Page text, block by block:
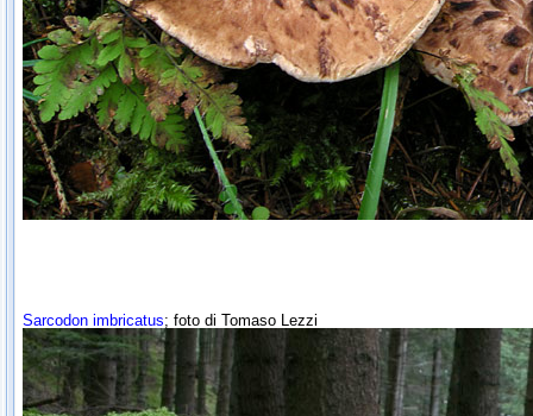
Sarcodon imbricatus; foto di Tomaso Lezzi